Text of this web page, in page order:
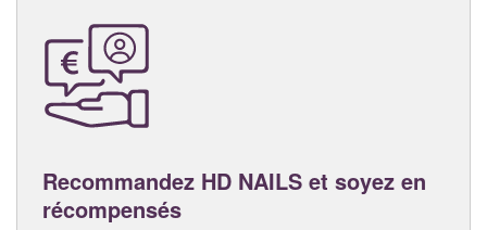
Recommandez HD NAILS et soyez en
récompensés